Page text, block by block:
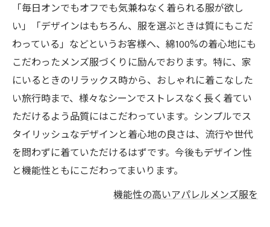
「毎日オンでもオフでも気兼ねなく着られる服が欲し
い」「デザインはもちろん、服を選ぶときは質にもこだ
わっている」などというお客様へ、綿100%の着心地にも
こだわったメンズ服づくりに励んでおります。特に、家
にいるときのリラックス時から、おしゃれに着こなした
い旅行時まで、様々なシーンでストレスなく長く着てい
ただけるよう品質にはこだわっています。シンプルでス
タイリッシュなデザインと着心地の良さは、流行や世代
を問わずに着ていただけるはずです。今後もデザイン性
と機能性ともにこだわってまいります。
機能性の高いアパレルメンズ服を